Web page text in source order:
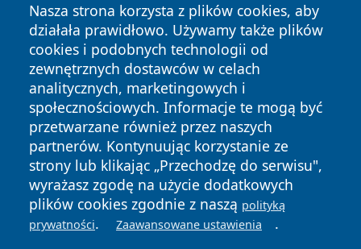
Nasza strona korzysta z plików cookies, aby
działała prawidłowo. Używamy także plików
cookies i podobnych technologii od
zewnętrznych dostawców w celach
analitycznych, marketingowych i
społecznościowych. Informacje te mogą być
przetwarzane również przez naszych
partnerów. Kontynuując korzystanie ze
strony lub klikając „Przechodzę do serwisu",
wyrażasz zgodę na użycie dodatkowych
plików cookies zgodnie z naszą polityką
prywatności. Zaawansowane ustawienia .
Copyright © 2026 wrotatarnowa.pl Wszystkie prawa
zastrzeżone.
News Autorzy
Polityka
Prywatności
Polityka
Cookies